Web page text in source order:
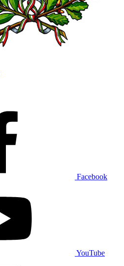
Facebook
YouTube